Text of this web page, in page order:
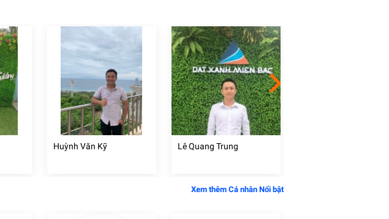
Huỳnh Văn Kỹ Lê Quang Trung
Xem thêm Cá nhân Nổi bật